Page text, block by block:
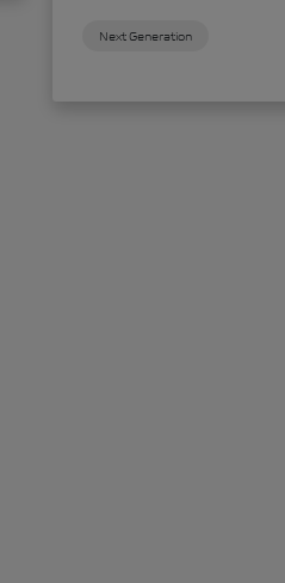
Next Generation